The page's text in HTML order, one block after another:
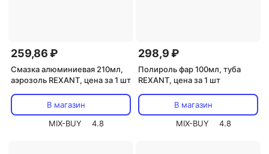
259,86 ₽
Смазка алюминиевая 210мл,
аэрозоль REXANT, цена за 1 шт
В магазин
MIX-BUY
4.8
298,9 ₽
Полироль фар 100мл, туба
REXANT, цена за 1 шт
В магазин
MIX-BUY
4.8